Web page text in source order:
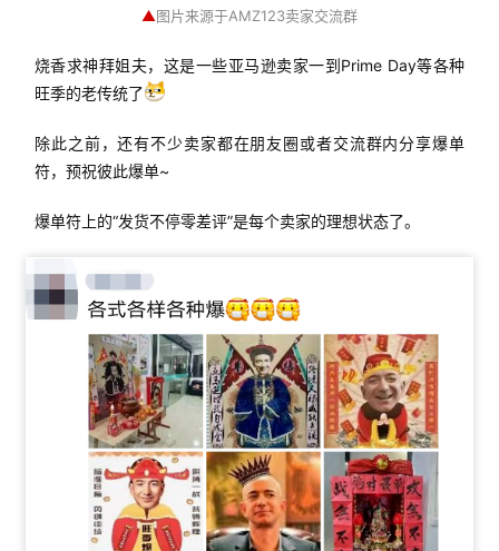
▲图片来源于AMZ123卖家交流群
烧香求神拜姐夫，这是一些亚马逊卖家一到Prime Day等各种
旺季的老传统了
除此之前，还有不少卖家都在朋友圈或者交流群内分享爆单
符，预祝彼此爆单~
爆单符上的“发货不停零差评”是每个卖家的理想状态了。